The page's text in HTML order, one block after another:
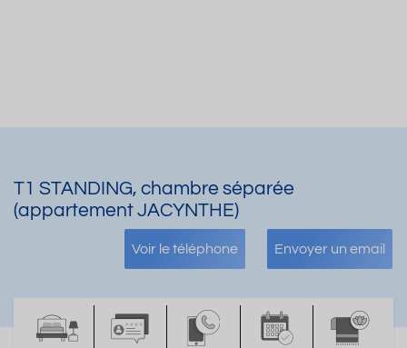
T1 STANDING, chambre séparée
(appartement JACYNTHE)
Voir le téléphone Envoyer un email